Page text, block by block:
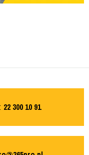
22 300 10 91